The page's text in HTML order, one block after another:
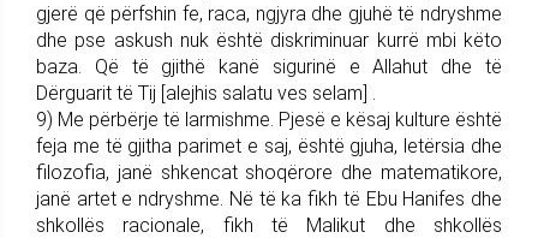
gjerë që përfshin fe, raca, ngjyra dhe gjuhë të ndryshme
dhe pse askush nuk është diskriminuar kurrë mbi këto
baza. Që të gjithë kanë sigurinë e Allahut dhe të
Dërguarit të Tij [alejhis salatu ves selam] .
9) Me përbërje të larmishme. Pjesë e kësaj kulture është
feja me të gjitha parimet e saj, është gjuha, letërsia dhe
filozofia, janë shkencat shoqërore dhe matematikore,
janë artet e ndryshme. Në të ka fikh të Ebu Hanifes dhe
shkollës racionale, fikh të Malikut dhe shkollës